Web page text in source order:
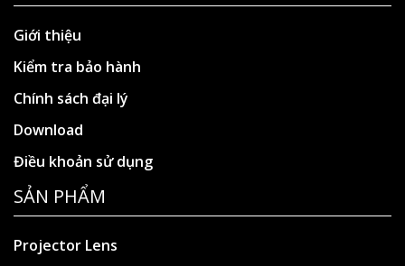
Giới thiệu
Kiểm tra bảo hành
Chính sách đại lý
Download
Điều khoản sử dụng
SẢN PHẨM
Projector Lens